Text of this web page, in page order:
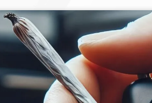
Ich bin bereits
Ich bin noch kein